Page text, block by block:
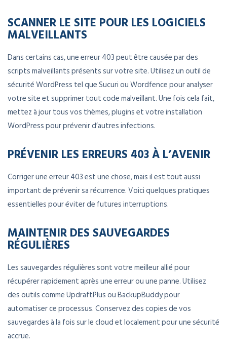
SCANNER LE SITE POUR LES LOGICIELS
MALVEILLANTS
Dans certains cas, une erreur 403 peut être causée par des
scripts malveillants présents sur votre site. Utilisez un outil de
sécurité WordPress tel que Sucuri ou Wordfence pour analyser
votre site et supprimer tout code malveillant. Une fois cela fait,
mettez à jour tous vos thèmes, plugins et votre installation
WordPress pour prévenir d’autres infections.
PRÉVENIR LES ERREURS 403 À L’AVENIR
Corriger une erreur 403 est une chose, mais il est tout aussi
important de prévenir sa récurrence. Voici quelques pratiques
essentielles pour éviter de futures interruptions.
MAINTENIR DES SAUVEGARDES
RÉGULIÈRES
Les sauvegardes régulières sont votre meilleur allié pour
récupérer rapidement après une erreur ou une panne. Utilisez
des outils comme UpdraftPlus ou BackupBuddy pour
automatiser ce processus. Conservez des copies de vos
sauvegardes à la fois sur le cloud et localement pour une sécurité
accrue.